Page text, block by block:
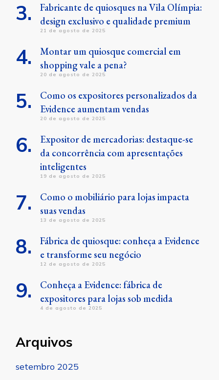
Fabricante de quiosques na Vila Olímpia:
design exclusivo e qualidade premium
21 de agosto de 2025
Montar um quiosque comercial em
shopping vale a pena?
20 de agosto de 2025
Como os expositores personalizados da
Evidence aumentam vendas
20 de agosto de 2025
Expositor de mercadorias: destaque-se
da concorrência com apresentações
inteligentes
19 de agosto de 2025
Como o mobiliário para lojas impacta
suas vendas
13 de agosto de 2025
Fábrica de quiosque: conheça a Evidence
e transforme seu negócio
12 de agosto de 2025
Conheça a Evidence: fábrica de
expositores para lojas sob medida
4 de agosto de 2025
Arquivos
setembro 2025